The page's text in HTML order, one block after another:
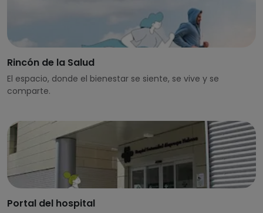
Rincón de la Salud
El espacio, donde el bienestar se siente, se vive y se
comparte.
Portal del hospital